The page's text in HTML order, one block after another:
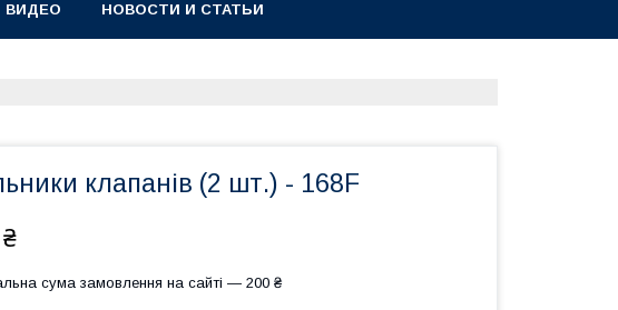
ВИДЕО НОВОСТИ И СТАТЬИ
клапанів (2 шт.) - 168F
сума замовлення на сайті — 200 ₴